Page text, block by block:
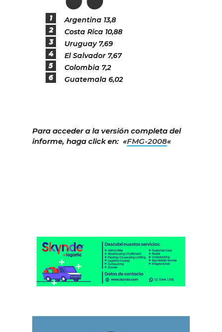
Argentina 13,8
Costa Rica 10,88
Uruguay 7,69
El Salvador 7,67
Colombia 7,2
Guatemala 6,02
Para acceder a la versión completa del
informe, haga click en: «FMG-2008«